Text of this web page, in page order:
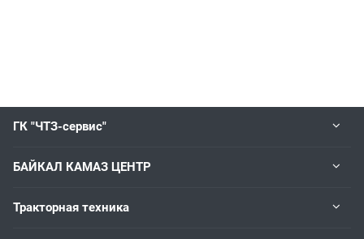
ГК "ЧТЗ-сервис"
БАЙКАЛ КАМАЗ ЦЕНТР
Тракторная техника